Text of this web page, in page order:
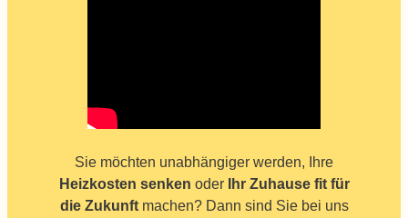
Sie möchten unabhängiger werden, Ihre
Heizkosten senken oder Ihr Zuhause fit für
die Zukunftmachen? Dann sind Sie bei uns